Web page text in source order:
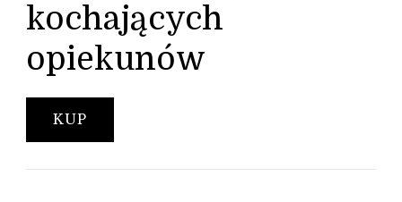
kochających
opiekunów
KUP